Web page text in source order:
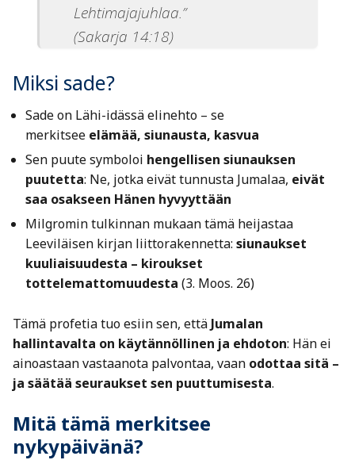
Lehtimajajuhlaa.”
(Sakarja 14:18)
Miksi sade?
Sade on Lähi-idässä elinehto – se
merkitsee elämää, siunausta, kasvua
Sen puute symboloi hengellisen siunauksen
puutetta: Ne, jotka eivät tunnusta Jumalaa, eivät
saa osakseen Hänen hyvyyttään
Milgromin tulkinnan mukaan tämä heijastaa
Leeviläisen kirjan liittorakennetta: siunaukset
kuuliaisuudesta – kiroukset
tottelemattomuudesta (3. Moos. 26)
Tämä profetia tuo esiin sen, että Jumalan
hallintavalta on käytännöllinen ja ehdoton: Hän ei
ainoastaan vastaanota palvontaa, vaan odottaa sitä –
ja säätää seuraukset sen puuttumisesta.
Mitä tämä merkitsee
nykypäivänä?